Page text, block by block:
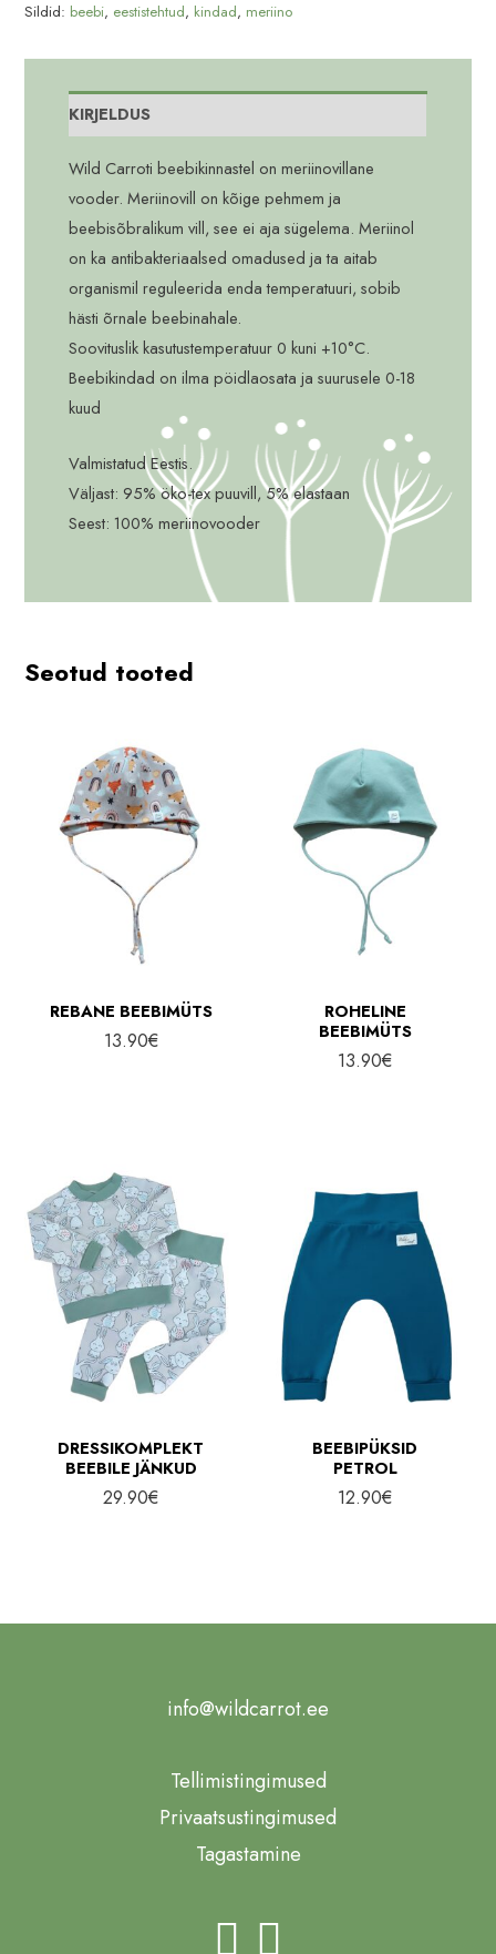
kogus
Sildid: beebi, eestistehtud, kindad, meriino
KIRJELDUS
Wild Carroti beebikinnastel on meriinovillane
vooder. Meriinovill on kõige pehmem ja
beebisõbralikum vill, see ei aja sügelema. Meriinol
on ka antibakteriaalsed omadused ja ta aitab
organismil reguleerida enda temperatuuri, sobib
hästi õrnale beebinahale.
Soovituslik kasutustemperatuur 0 kuni +10°C.
Beebikindad on ilma pöidlaosata ja suurusele 0-18
kuud
Valmistatud Eestis.
Väljast: 95% öko-tex puuvill, 5% elastaan
Seest: 100% meriinovooder
Seotud tooted
REBANE BEEBIMÜTS
13.90€
ROHELINE
BEEBIMÜTS
13.90€
DRESSIKOMPLEKT
BEEBILE JÄNKUD
29.90€
BEEBIPÜKSID
PETROL
12.90€
info@wildcarrot.ee
Tellimistingimused
Privaatsustingimused
Tagastamine